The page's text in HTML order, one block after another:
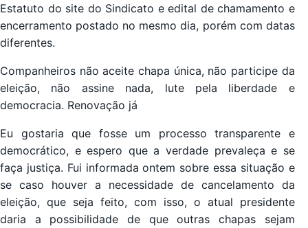
Estatuto do site do Sindicato e edital de chamamento e
encerramento postado no mesmo dia, porém com datas
diferentes.
Companheiros não aceite chapa única, não participe da
eleição, não assine nada, lute pela liberdade e
democracia. Renovação já
Eu gostaria que fosse um processo transparente e
democrático, e espero que a verdade prevaleça e se
faça justiça. Fui informada ontem sobre essa situação e
se caso houver a necessidade de cancelamento da
eleição, que seja feito, com isso, o atual presidente
daria a possibilidade de que outras chapas sejam